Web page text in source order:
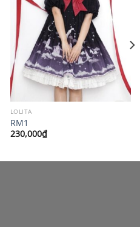
LOLITA
RM1
230,000₫